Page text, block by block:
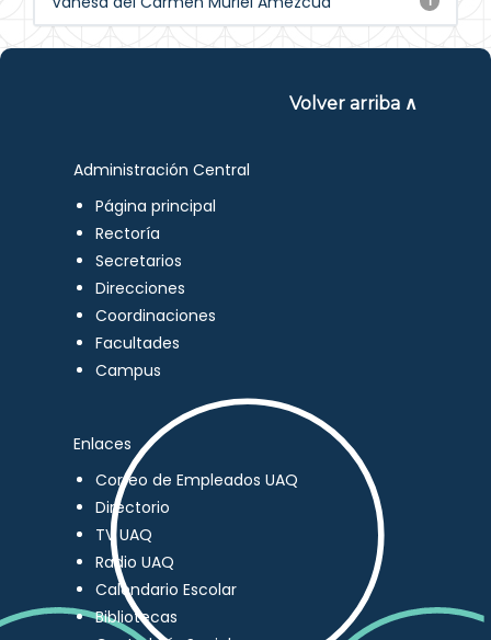
Volver arriba ∧
Administración Central
Página principal
Rectoría
Secretarios
Direcciones
Coordinaciones
Facultades
Campus
Enlaces
Correo de Empleados UAQ
Directorio
TV UAQ
Radio UAQ
Calendario Escolar
Bibliotecas